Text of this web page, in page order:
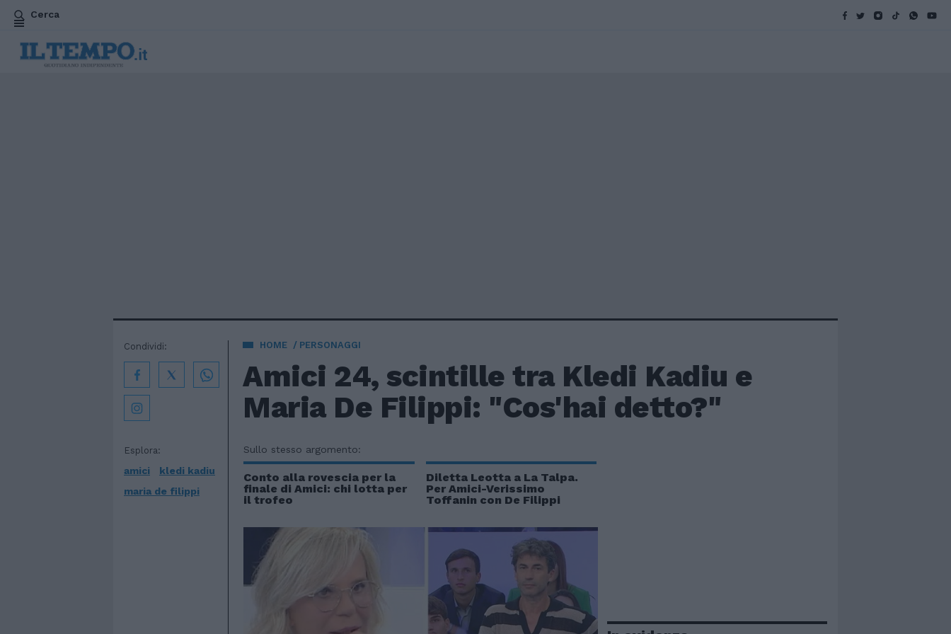
Cerca
HOME PERSONAGGI
Amici 24, scintille tra Kledi Kadiu e
Maria De Filippi: "Cos'hai detto?"
Esplora:
amici
kledi kadiu
maria de filippi
Condividi:
Sullo stesso argomento:
Conto alla rovescia per la
finale di Amici: chi lotta per
il trofeo
Diletta Leotta a La Talpa.
Per Amici-Verissimo
Toffanin con De Filippi